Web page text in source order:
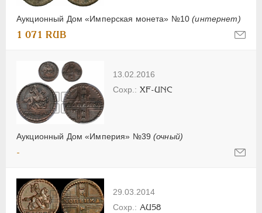
Аукционный Дом «Имперская монета» №10(интернет)
1 071 RUB
13.02.2016
Аукционный Дом «Империя» №39(очный)
XF-UNC
-
29.03.2014
AU58